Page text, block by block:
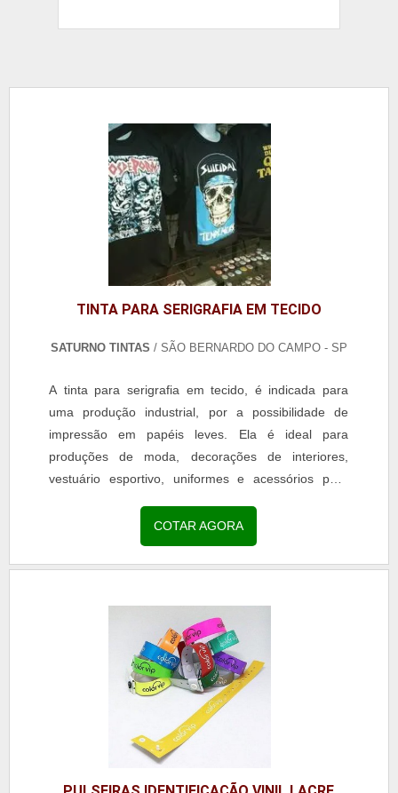
TINTA PARA SERIGRAFIA EM TECIDO
SATURNO TINTAS / SÃO BERNARDO DO CAMPO - SP
A tinta para serigrafia em tecido, é indicada para
uma produção industrial, por a possibilidade de
impressão em papéis leves. Ela é ideal para
produções de moda, decorações de interiores,
vestuário esportivo, uniformes e acessórios para
COTAR AGORA